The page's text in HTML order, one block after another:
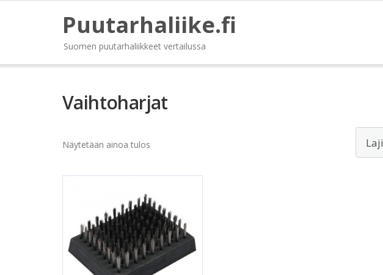
Puutarhaliike.fi
Suomen puutarhaliikkeet vertailussa
Vaihtoharjat
Näytetään ainoa tulos